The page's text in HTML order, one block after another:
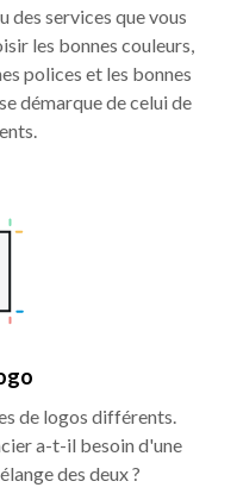
des services que vous
les bonnes couleurs,
polices et les bonnes
démarque de celui de
de logos différents.
a-t-il besoin d'une
des deux ?